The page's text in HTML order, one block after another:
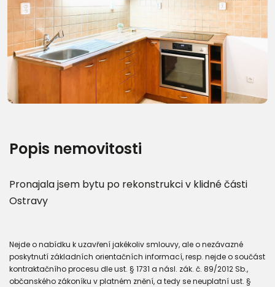
Další fotografie (13)
Popis nemovitosti
Pronajala jsem bytu po rekonstrukci v klidné části
Ostravy
Nejde o nabídku k uzavření jakékoliv smlouvy, ale o nezávazné
poskytnutí základních orientačních informací, resp. nejde o součást
kontraktačního procesu dle ust. § 1731 a násl. zák. č. 89/2012 Sb.,
občanského zákoníku v platném znění, a tedy se neuplatní ust. §